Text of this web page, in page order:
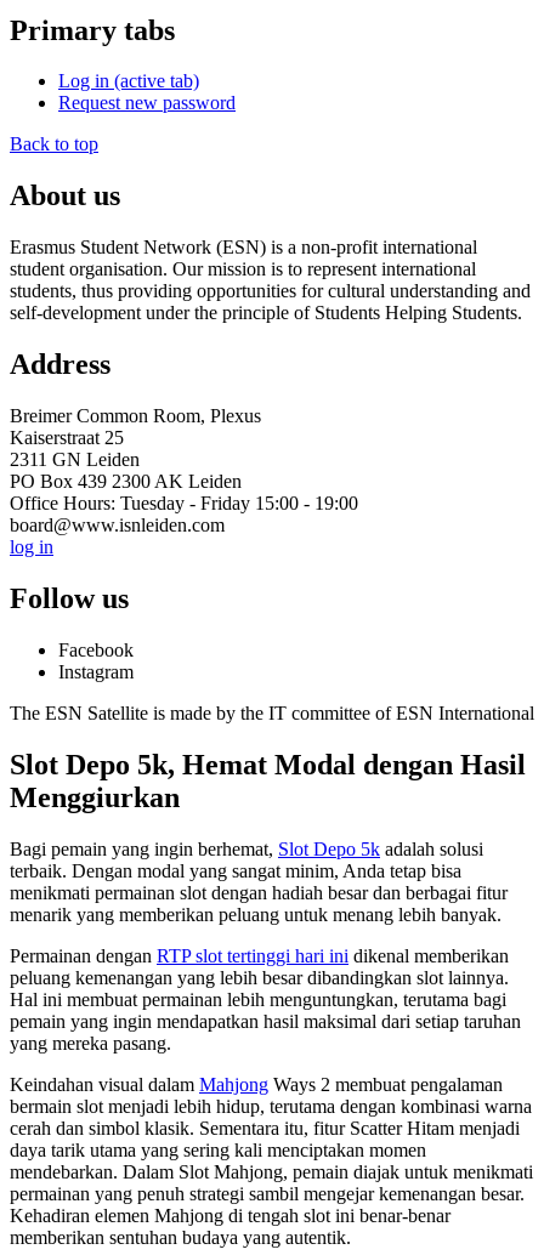
Primary tabs
Log in (active tab)
Request new password
Back to top
About us
Erasmus Student Network (ESN) is a non-profit international
student organisation. Our mission is to represent international
students, thus providing opportunities for cultural understanding and
self-development under the principle of Students Helping Students.
Address
Breimer Common Room, Plexus
Kaiserstraat 25
2311 GN Leiden
PO Box 439 2300 AK Leiden
Office Hours: Tuesday - Friday 15:00 - 19:00
board@www.isnleiden.com
log in
Follow us
Facebook
Instagram
The ESN Satellite is made by the IT committee of ESN International
Slot Depo 5k, Hemat Modal dengan Hasil
Menggiurkan
Bagi pemain yang ingin berhemat, Slot Depo 5k adalah solusi
terbaik. Dengan modal yang sangat minim, Anda tetap bisa
menikmati permainan slot dengan hadiah besar dan berbagai fitur
menarik yang memberikan peluang untuk menang lebih banyak.
Permainan dengan RTP slot tertinggi hari ini dikenal memberikan
peluang kemenangan yang lebih besar dibandingkan slot lainnya.
Hal ini membuat permainan lebih menguntungkan, terutama bagi
pemain yang ingin mendapatkan hasil maksimal dari setiap taruhan
yang mereka pasang.
Keindahan visual dalam Mahjong Ways 2 membuat pengalaman
bermain slot menjadi lebih hidup, terutama dengan kombinasi warna
cerah dan simbol klasik. Sementara itu, fitur Scatter Hitam menjadi
daya tarik utama yang sering kali menciptakan momen
mendebarkan. Dalam Slot Mahjong, pemain diajak untuk menikmati
permainan yang penuh strategi sambil mengejar kemenangan besar.
Kehadiran elemen Mahjong di tengah slot ini benar-benar
memberikan sentuhan budaya yang autentik.